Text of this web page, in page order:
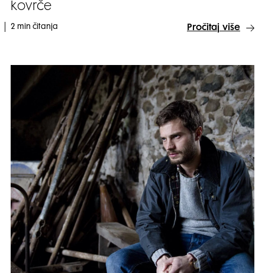
kovrče
2 min čitanja Pročitaj više